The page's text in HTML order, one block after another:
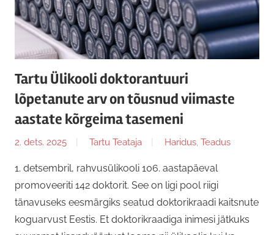
Tartu Ülikooli doktorantuuri
lõpetanute arv on tõusnud viimaste
aastate kõrgeima tasemeni
2. dets. 2025 Tartu Teataja Haridus Teadus
1. detsembril, rahvusülikooli 106. aastapäeval
promoveeriti 142 doktorit. See on ligi pool riigi
tänavuseks eesmärgiks seatud doktorikraadi kaitsnute
koguarvust Eestis. Et doktorikraadiga inimesi jätkuks